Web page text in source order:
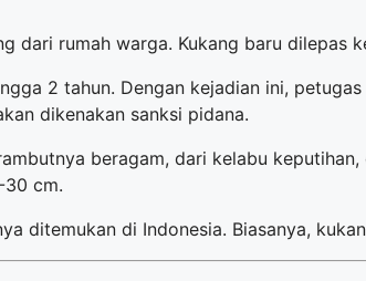
dari rumah warga. Kukang baru dilepas
2 tahun. Dengan kejadian ini,
dikenakan sanksi pidana.
beragam, dari kelabu
30 cm.
ditemukan di Indonesia. Biasanya,